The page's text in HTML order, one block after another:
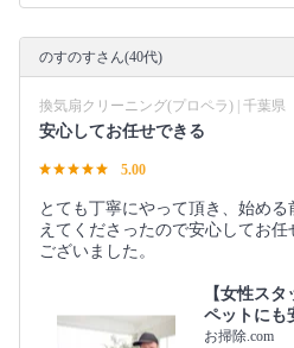
のすのすさん(40代)
換気扇クリーニング(プロペラ) | 千葉県
安心してお任せできる
5.00
とても丁寧にやって頂き、始め
えてくださったので安心してお
ございました。
【女性ス
ペットにも
お掃除.com